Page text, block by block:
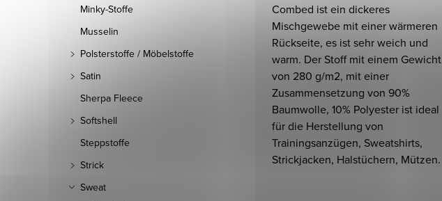
Minky-Stoffe
Musselin
Polsterstoffe / Möbelstoffe
Satin
Sherpa Fleece
Softshell
Steppstoffe
Strick
Sweat
Combed ist ein dickeres
Mischgewebe mit einer wärmeren
Rückseite, es ist sehr weich und
warm. Der Stoff mit einem Gewicht
von 280 g/m2, mit einer
Zusammensetzung von 90%
Baumwolle, 10% Polyester ist ideal
für die Herstellung von
Trainingsanzügen, Sweatshirts,
Strickjacken, Halstüchern, Mützen.